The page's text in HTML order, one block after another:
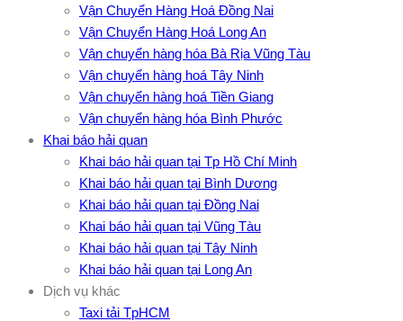
Vận Chuyển Hàng Hoá Đồng Nai
Vận Chuyển Hàng Hoá Long An
Vận chuyển hàng hóa Bà Rịa Vũng Tàu
Vận chuyển hàng hoá Tây Ninh
Vận chuyển hàng hoá Tiền Giang
Vận chuyển hàng hóa Bình Phước
Khai báo hải quan
Khai báo hải quan tại Tp Hồ Chí Minh
Khai báo hải quan tại Bình Dương
Khai báo hải quan tại Đồng Nai
Khai báo hải quan tại Vũng Tàu
Khai báo hải quan tại Tây Ninh
Khai báo hải quan tại Long An
Dịch vụ khác
Taxi tải TpHCM